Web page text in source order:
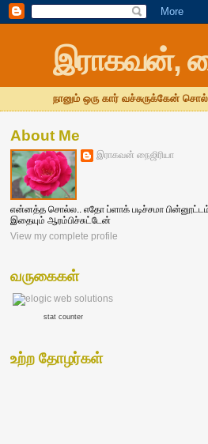
இராகவன்,
நானும் ஒரு கார் வச்சுருக்கேன்
About Me
இராகவன் நைஜிரியா
என்னத்த சொல்ல.. எதோ ப்ளாக் படிச்சமா
இதையும் ஆரம்பிச்சுட்டேன்
View my complete profile
வருகைகள்
stat counter
உற்ற தோழர்கள்